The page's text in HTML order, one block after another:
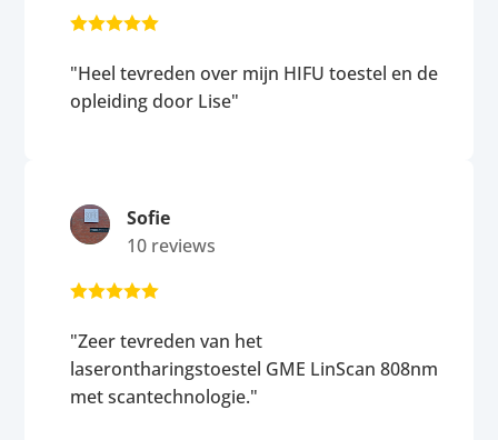

"Heel tevreden over mijn HIFU toestel en de
opleiding door Lise"
Sofie
10 reviews

"Zeer tevreden van het
laserontharingstoestel GME LinScan 808nm
met scantechnologie."